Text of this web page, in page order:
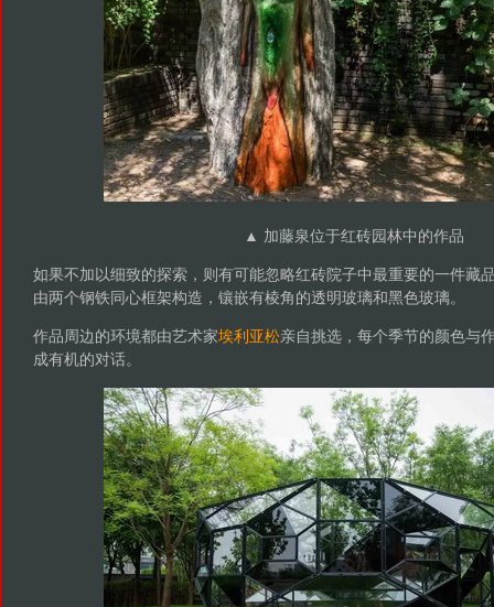
▲ 加藤泉位于红砖园林中的作品
如果不加以细致的探索，则有可能忽略红砖院子中最重要的一件
由两个钢铁同心框架构造，镶嵌有棱角的透明玻璃和黑色玻璃。
作品周边的环境都由艺术家埃利亚松亲自挑选，每个季节的颜色与
成有机的对话。